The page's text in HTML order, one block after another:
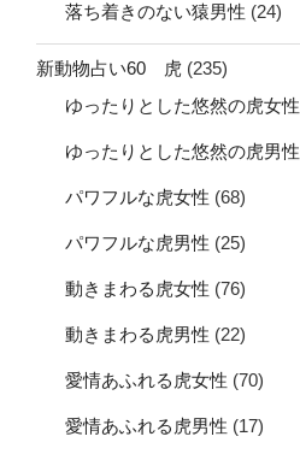
落ち着きのない猿男性 (24)
新動物占い60 虎 (235)
ゆったりとした悠然の虎女性
ゆったりとした悠然の虎男性
パワフルな虎女性 (68)
パワフルな虎男性 (25)
動きまわる虎女性 (76)
動きまわる虎男性 (22)
愛情あふれる虎女性 (70)
愛情あふれる虎男性 (17)